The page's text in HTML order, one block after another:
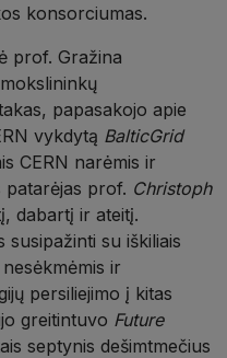
konsorciumas.
prof. Gražina
papasakojo apie
vykdytą BalticGrid
CERN narėmis ir
patarėjas prof. Christoph
dabartį ir ateitį.
su iškiliais
ir
persiliejimo į kitas
greitintuvo Future
septynis dešimtmečius